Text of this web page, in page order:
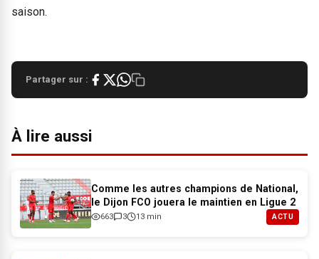
saison.
Partager sur :
À lire aussi
Comme les autres champions de National,
le Dijon FCO jouera le maintien en Ligue 2
663 3 13 min ACTU